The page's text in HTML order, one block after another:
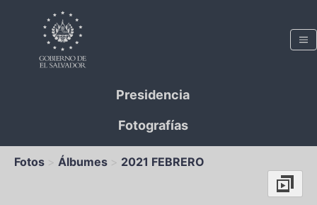
Presidencia
Fotografías
Fotos Álbumes 2021 FEBRERO